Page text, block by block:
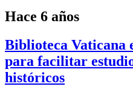
Hace 6 años
Biblioteca Vaticana
para facilitar
históricos